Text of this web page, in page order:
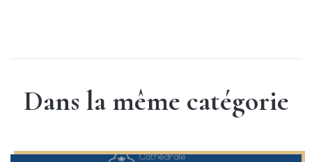
Dans la même catégorie